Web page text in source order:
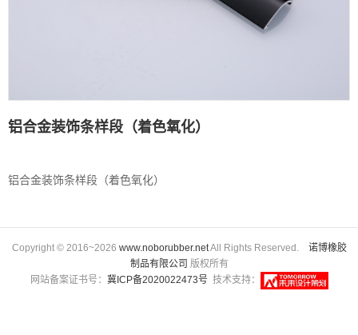
铝合金装饰条样段（着色氧化）
铝合金装饰条样段（着色氧化）
Copyright © 2016~2026 www.noborubber.netAll Rights Reserved. 诺博橡胶
制品有限公司 版权所有
网站备案证书号： 冀ICP备2020022473号技术支持：